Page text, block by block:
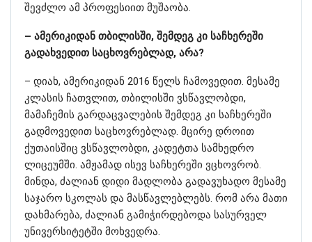
შევძლო ამ პროფესიით მუშაობა.
– ამერიკიდან თბილისში, შემდეგ კი საჩხერეში
გადახვედით საცხოვრებლად, არა?
– დიახ, ამერიკიდან 2016 წელს ჩამოვედით. მესამე
კლასის ჩათვლით, თბილისში ვსწავლობდი,
მამაჩემის გარდაცვალების შემდეგ კი საჩხერეში
გადმოვედით საცხოვრებლად. მცირე დროით
ქუთაისშიც ვსწავლობდი, კადეტთა სამხედრო
ლიცეუმში. ამჟამად ისევ საჩხერეში ვცხოვრობ.
მინდა, ძალიან დიდი მადლობა გადავუხადო მესამე
საჯარო სკოლას და მასწავლებლებს. რომ არა მათი
დახმარება, ძალიან გამიჭირდებოდა სასურველ
უნივერსიტეტში მოხვედრა.